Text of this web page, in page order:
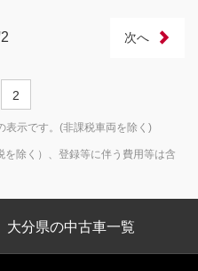
2 次へ
2
示です。(非課税車両を除く)
除く）、登録等に伴う費用等は含
大分県の中古車一覧